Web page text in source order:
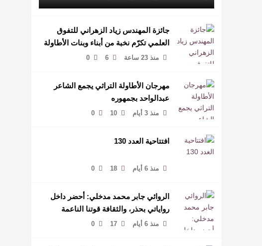
جائزة المهندس زياد الزهراني للتفوق
العلمي تكرّم نخبة من أبناء وبنات الأطاولة
منذ 23 ساعة 6
0
مهرجان الأطاولة التراثي يجمع الشاعر
عبدالواحد بجمهوره
منذ 3 أيام 10
0
افتتاحية العدد 130
منذ 6 أيام 18
0
الروائي جابر محمد مدخلي: أحضر داخل
رواياتي بحذر، والثقافة قوتنا الناعمة
لمخاطبة العالم.
منذ 6 أيام 17
0